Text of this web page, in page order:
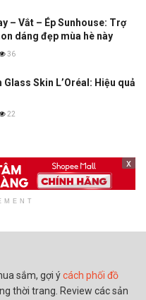
– Vắt – Ép Sunhouse: Trợ
dáng đẹp mùa hè này
36
Glass Skin L’Oréal: Hiệu quả
22
x
sắm, gợi ýcách phối đồ
thời trang. Review các sản